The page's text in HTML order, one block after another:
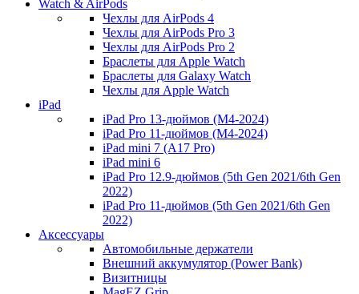
Watch & AirPods
Чехлы для AirPods 4
Чехлы для AirPods Pro 3
Чехлы для AirPods Pro 2
Браслеты для Apple Watch
Браслеты для Galaxy Watch
Чехлы для Apple Watch
iPad
iPad Pro 13-дюймов (M4-2024)
iPad Pro 11-дюймов (M4-2024)
iPad mini 7 (A17 Pro)
iPad mini 6
iPad Pro 12.9-дюймов (5th Gen 2021/6th Gen
2022)
iPad Pro 11-дюймов (5th Gen 2021/6th Gen
2022)
Аксессуары
Автомобильные держатели
Внешний аккумулятор (Power Bank)
Визитницы